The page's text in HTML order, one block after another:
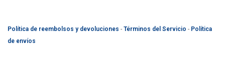
Política de reembolsos y devoluciones - Términos del Servicio - Política
de envíos